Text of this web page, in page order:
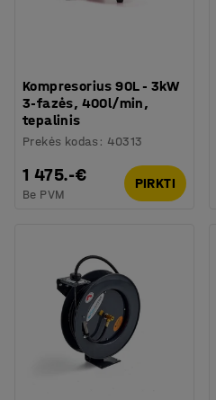
Kompresorius 90L - 3kW
3-fazės, 400l/min,
tepalinis
Prekės kodas : 40313
1 475.-€
Be PVM
PIRKTI